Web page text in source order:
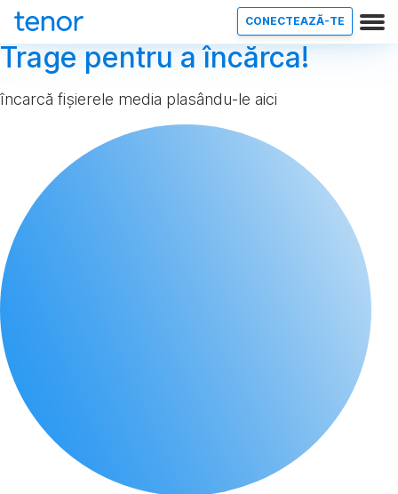
CONECTEAZĂ-TE
Trage pentru a încărca!
încarcă fișierele media plasându-le aici